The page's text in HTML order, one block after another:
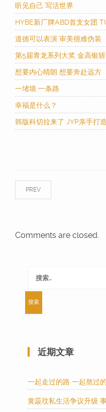
听见自己 写活世界
HYBE新厂牌ABD首支女团
道德可以表演 审美很难伪装
第5届青龙系列大奖 金高银斩
想要内心晴朗 想要奔赴远方
一堵墙 一条路
幸福是什么？
韩版科切拉来了 JYP亲手打造
PREV
Comments are closed.
索：
近期文章
一起走过的路 一起熬过
黄晸玟私生活争议升级